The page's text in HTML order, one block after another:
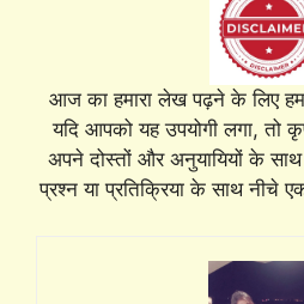
आज का हमारा लेख पढ़ने के लिए
यदि आपको यह उपयोगी लगा, तो
अपने दोस्तों और अनुयायियों के
प्रश्न या प्रतिक्रिया के साथ नीचे